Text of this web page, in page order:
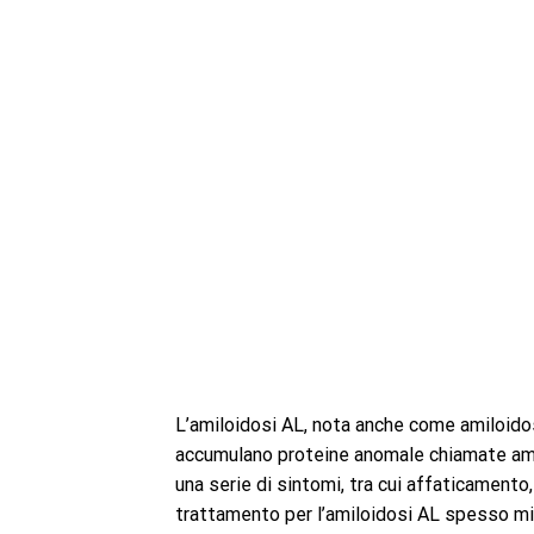
L’amiloidosi AL, nota anche come
accumulano proteine anomale chiamate
una serie di sintomi, tra cui
trattamento per l’amiloidosi AL spesso